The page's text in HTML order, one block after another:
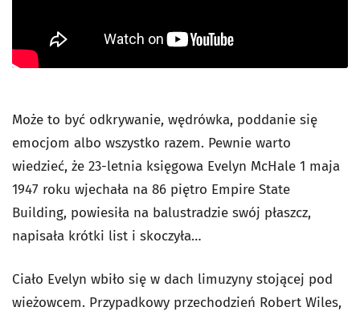
Może to być odkrywanie, wędrówka, poddanie się
emocjom albo wszystko razem. Pewnie warto
wiedzieć, że 23-letnia księgowa Evelyn McHale 1 maja
1947 roku wjechała na 86 piętro Empire State
Building, powiesiła na balustradzie swój płaszcz,
napisała krótki list i skoczyła…
Ciało Evelyn wbiło się w dach limuzyny stojącej pod
wieżowcem. Przypadkowy przechodzień Robert Wiles,